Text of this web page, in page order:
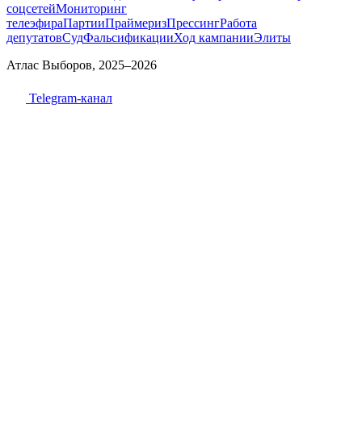
соцсетейМониторинг
телеэфираПартииПраймеризПрессингРабота
депутатовСудФальсификацииХод кампанииЭлиты
Атлас Выборов, 2025–2026
Telegram-канал